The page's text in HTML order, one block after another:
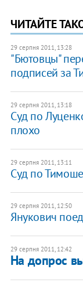
ЧИТАЙТЕ
29 серпня 2011, 13:28
"Бютовцы"
подписей за
29 серпня 2011, 13:18
Суд по
плохо
29 серпня 2011, 13:11
Суд по
29 серпня 2011, 12:50
Янукович
29 серпня 2011, 12:42
На допрос